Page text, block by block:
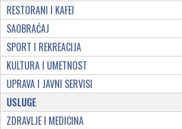
RESTORANI I KAFEI
SAOBRAĆAJ
SPORT I REKREACIJA
KULTURA I UMETNOST
UPRAVA I JAVNI SERVISI
USLUGE
ZDRAVLJE I MEDICINA